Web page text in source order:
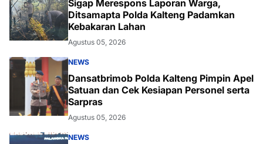
Sigap Merespons Laporan Warga,
Ditsamapta Polda Kalteng Padamkan
Kebakaran Lahan
Agustus 05, 2026
NEWS
Dansatbrimob Polda Kalteng Pimpin Apel
Satuan dan Cek Kesiapan Personel serta
Sarpras
Agustus 05, 2026
NEWS